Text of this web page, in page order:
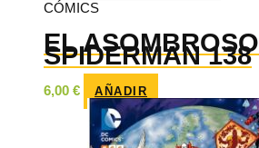
CÓMICS
EL ASOMBROSO
SPIDERMAN 138
6,00 € AÑADIR